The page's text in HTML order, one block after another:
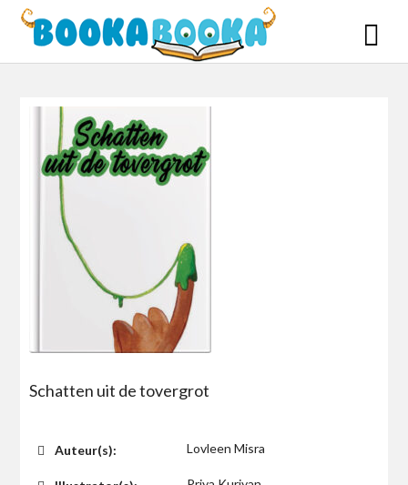
Skip
Schatten uit de tovergrot
Auteur(s): Lovleen Misra